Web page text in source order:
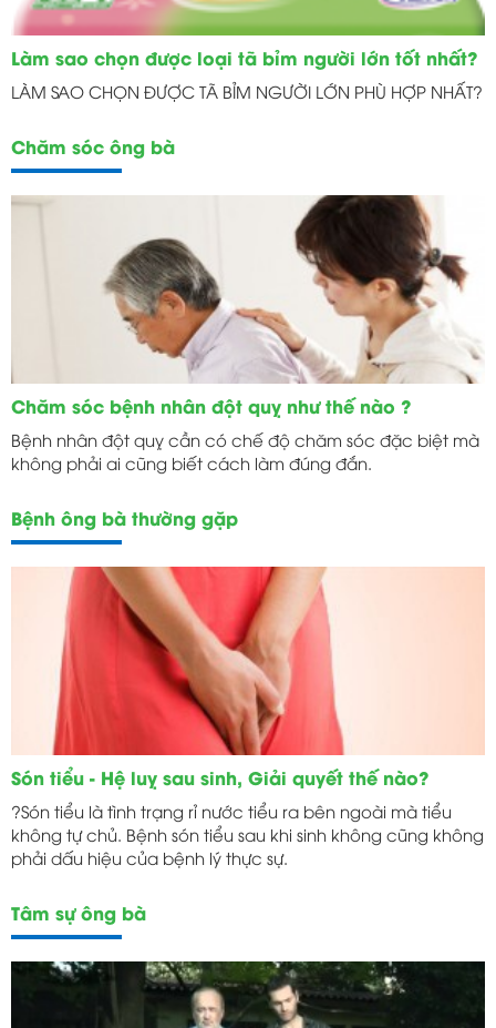
Làm sao chọn được loại tã bỉm người lớn tốt nhất?
LÀM SAO CHỌN ĐƯỢC TÃ BỈM NGƯỜI LỚN PHÙ HỢP NHẤT?
Chăm sóc ông bà
Chăm sóc bệnh nhân đột quỵ như thế nào ?
Bệnh nhân đột quỵ cần có chế độ chăm sóc đặc biệt mà
không phải ai cũng biết cách làm đúng đắn.
Bệnh ông bà thường gặp
Són tiểu - Hệ luỵ sau sinh, Giải quyết thế nào?
?Són tiểu là tình trạng rỉ nước tiểu ra bên ngoài mà tiểu
không tự chủ. Bệnh són tiểu sau khi sinh không cũng không
phải dấu hiệu của bệnh lý thực sự.
Tâm sự ông bà